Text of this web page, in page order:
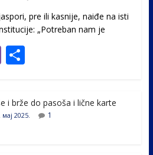
pre ili kasnije, naiđe na isti
„Potreban nam je
Vi
er
S
ar
e
i brže do pasoša i lične karte
мај 2025. 1